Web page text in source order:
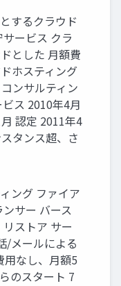
するクラウド
ービス クラ
とした 月額費
ホスティング
ンサルティン
ス 2010年4月
認定 2011年4
タンス超、さ
ング ファイア
サー バース
ストア サー
/メールによる
用なし、月額5
のスタート 7